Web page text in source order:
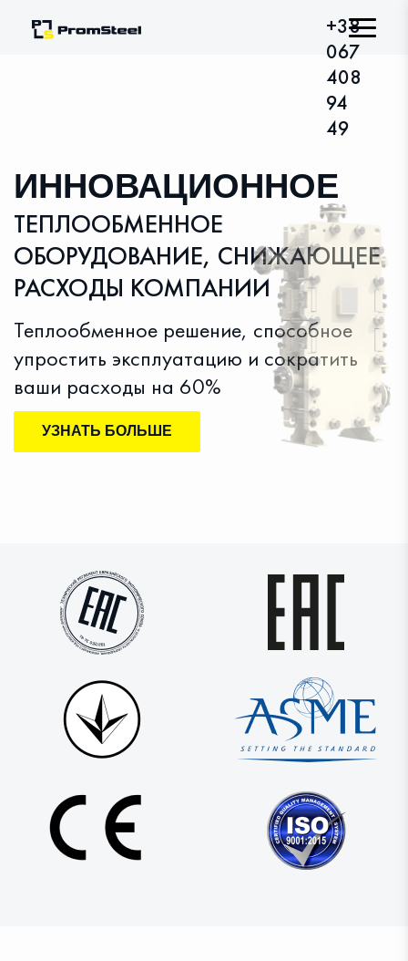
+38
067
408
94
49
ИННОВАЦИОННОЕ
ТЕПЛООБМЕННОЕ
ОБОРУДОВАНИЕ, СНИЖАЮЩЕЕ
РАСХОДЫ КОМПАНИИ
Теплообменное решение, способное
упростить эксплуатацию и сократить
ваши расходы на 60%
УЗНАТЬ БОЛЬШЕ